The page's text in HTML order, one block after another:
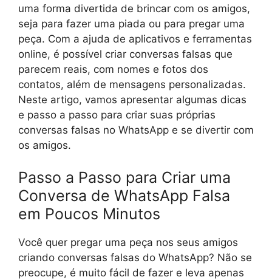
uma forma divertida de brincar com os amigos,
seja para fazer uma piada ou para pregar uma
peça. Com a ajuda de aplicativos e ferramentas
online, é possível criar conversas falsas que
parecem reais, com nomes e fotos dos
contatos, além de mensagens personalizadas.
Neste artigo, vamos apresentar algumas dicas
e passo a passo para criar suas próprias
conversas falsas no WhatsApp e se divertir com
os amigos.
Passo a Passo para Criar uma
Conversa de WhatsApp Falsa
em Poucos Minutos
Você quer pregar uma peça nos seus amigos
criando conversas falsas do WhatsApp? Não se
preocupe, é muito fácil de fazer e leva apenas